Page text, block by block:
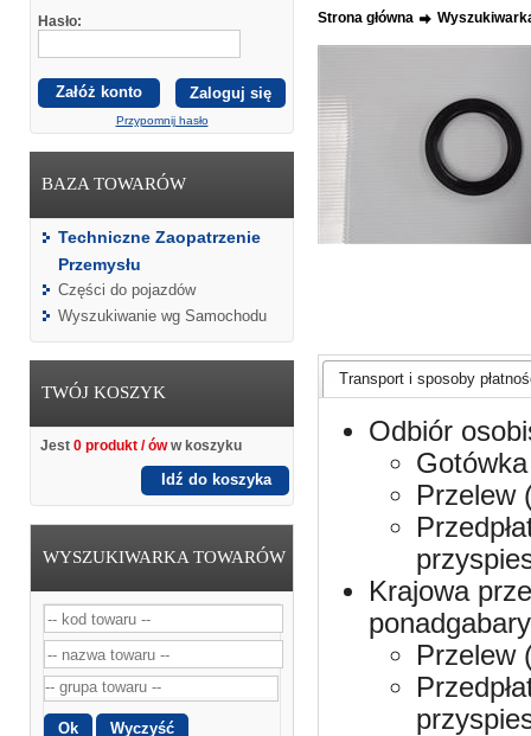
Hasło:
Załóż konto
Przypomnij hasło
BAZA TOWARÓW
Techniczne Zaopatrzenie
Przemysłu
Części do pojazdów
Wyszukiwanie wg Samochodu
TWÓJ KOSZYK
Jest 0 produkt / óww koszyku
Idź do koszyka
WYSZUKIWARKA TOWARÓW
Strona główna
Transport i sposoby
Odbiór
Przelew
Krajowa
Przelew